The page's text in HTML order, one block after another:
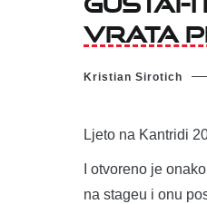
vrata
Kristian Sirotich
Ljeto na Kantridi
I otvoreno je
na stageu i onu